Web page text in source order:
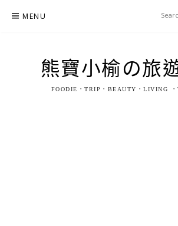
MENU
熊寶小榆の旅
FOODIE．TRIP．BEAUTY．LIVING